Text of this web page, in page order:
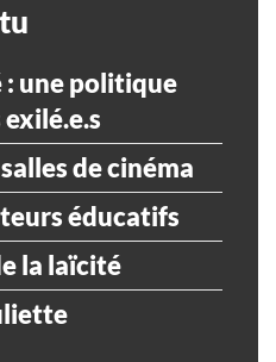
une politique
de cinéma
éducatifs
la laïcité